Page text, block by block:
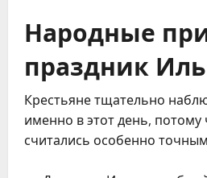
Народные
праздник
Крестьяне тщательно
именно в этот день,
считались особенно